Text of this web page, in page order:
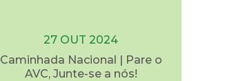
27 OUT 2024
Caminhada Nacional | Pare o
AVC, Junte-se a nós!